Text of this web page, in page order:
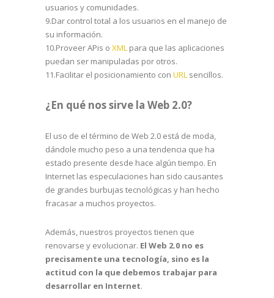
usuarios y comunidades.
9.Dar control total a los usuarios en el manejo de
su información.
10.Proveer APis o XML para que las aplicaciones
puedan ser manipuladas por otros.
11.Facilitar el posicionamiento con URL sencillos.
¿En qué nos sirve la Web 2.0?
El uso de el término de Web 2.0 está de moda,
dándole mucho peso a una tendencia que ha
estado presente desde hace algún tiempo. En
Internet las especulaciones han sido causantes
de grandes burbujas tecnológicas y han hecho
fracasar a muchos proyectos.
Además, nuestros proyectos tienen que
renovarse y evolucionar. El Web 2.0 no es
precisamente una tecnología, sino es la
actitud con la que debemos trabajar para
desarrollar en Internet.